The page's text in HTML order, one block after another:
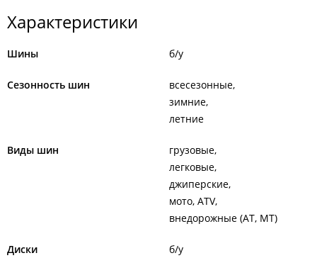
Характеристики
Шины б/у
Сезонность шин
всесезонные
зимние
летние
Виды шин
грузовые
легковые
джиперские
мото, ATV
внедорожные (AT, MT)
Диски б/у